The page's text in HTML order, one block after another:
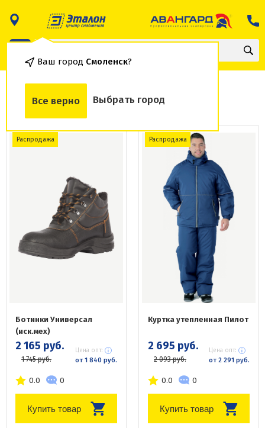
Ваш город Смоленск?
Все верно Выбрать город
Распродажа
Распродажа
Ботинки Универсал
(иск.мех)
2 165 руб.
1 745 руб.
Цена опт:
от 1 840 руб.
0.0 0
Купить товар
Распродажа
Куртка утепленная Пилот
2 695 руб.
2 093 руб.
Цена опт:
от 2 291 руб.
0.0 0
Купить товар